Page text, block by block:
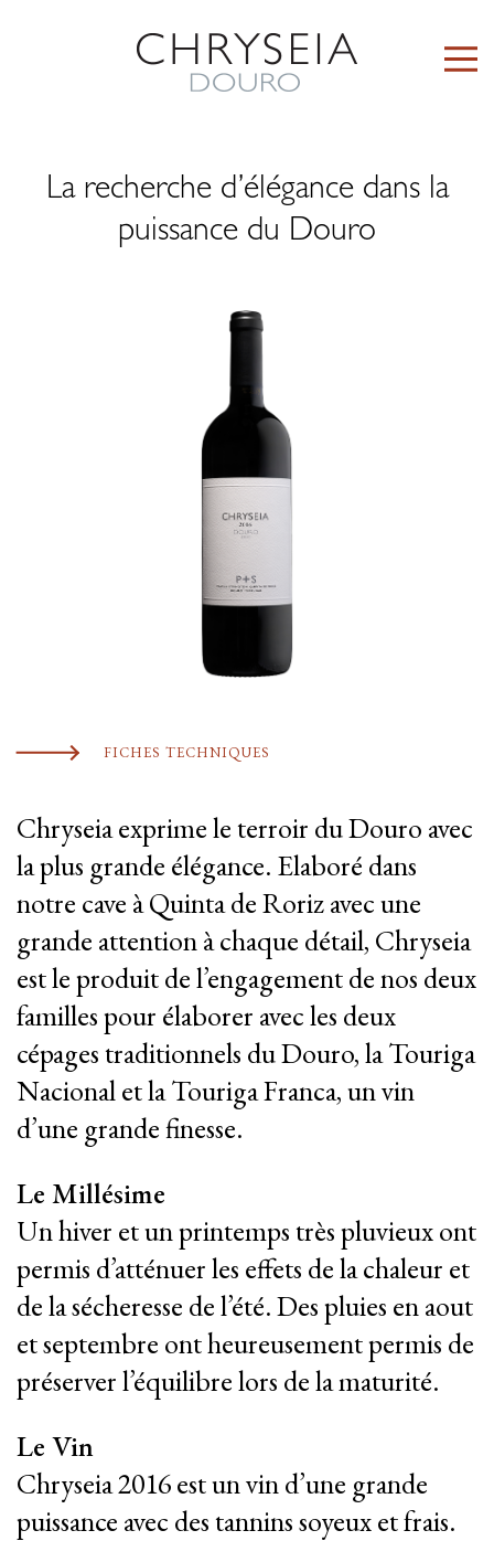
La recherche d’élégance dans la
puissance du Douro
FICHES TECHNIQUES
Chryseia exprime le terroir du Douro avec
la plus grande élégance. Elaboré dans
notre cave à Quinta de Roriz avec une
grande attention à chaque détail, Chryseia
est le produit de l’engagement de nos deux
familles pour élaborer avec les deux
cépages traditionnels du Douro, la Touriga
Nacional et la Touriga Franca, un vin
d’une grande finesse.
Le Millésime
Un hiver et un printemps très pluvieux ont
permis d’atténuer les effets de la chaleur et
de la sécheresse de l’été. Des pluies en aout
et septembre ont heureusement permis de
préserver l’équilibre lors de la maturité.
Le Vin
Chryseia 2016 est un vin d’une grande
puissance avec des tannins soyeux et frais.